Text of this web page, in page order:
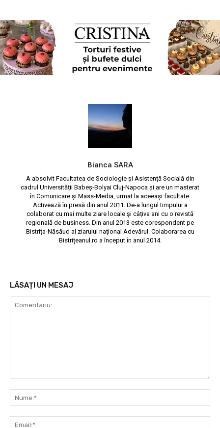
Bianca SARA
A absolvit Facultatea de Sociologie și Asistență Socială din
cadrul Universității Babeș-Bolyai Cluj-Napoca și are un masterat
în Comunicare și Mass-Media, urmat la aceeași facultate.
Activează în presă din anul 2011. De-a lungul timpului a
colaborat cu mai multe ziare locale și câțiva ani cu o revistă
regională de business. Din anul 2013 este corespondent pe
Bistrița-Năsăud al ziarului național Adevărul. Colaborarea cu
Bistrițeanul.ro a început în anul 2014.
LĂSAȚI UN MESAJ